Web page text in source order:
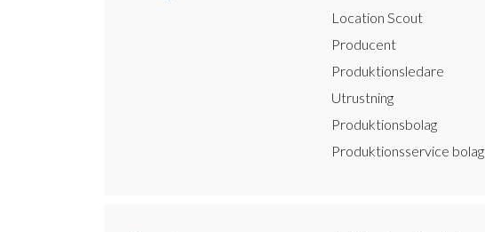
Location Scout
Producent
Produktionsledare
Utrustning
Produktionsbolag
Produktionsservice bolag